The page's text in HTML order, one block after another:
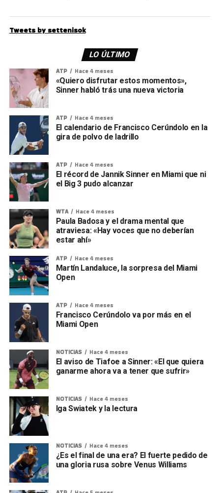
Tweets by settenisok
LO ÚLTIMO
ATP Hace 4 meses
«Quiero disfrutar estos momentos»,
Sinner habló trás una nueva victoria
ATP Hace 4 meses
El calendario de Francisco Cerúndolo en la
gira de polvo de ladrillo
ATP Hace 4 meses
El récord de Jannik Sinner en Miami que ni
el Big 3 pudo alcanzar
WTA Hace 4 meses
Paula Badosa y el drama mental que
atraviesa: «Hay voces que no deberían
estar ahí»
ATP Hace 4 meses
Martín Landaluce, la sorpresa del Miami
Open
ATP Hace 4 meses
Francisco Cerúndolo va por más en el
Miami Open
NOTICIAS Hace 4 meses
El aviso de Tiafoe a Sinner: «El que quiera
ganarme ahora va a tener que sufrir»
NOTICIAS Hace 4 meses
Iga Swiatek y la lectura
NOTICIAS Hace 4 meses
¿Es el final de una era? El fuerte pedido de
una gloria rusa sobre Venus Williams